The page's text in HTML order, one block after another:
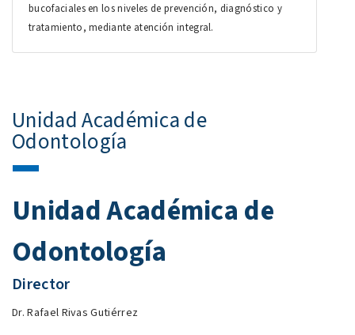
bucofaciales en los niveles de prevención, diagnóstico y
tratamiento, mediante atención integral.
Unidad Académica de
Odontología
Unidad Académica de
Odontología
Director
Dr. Rafael Rivas Gutiérrez